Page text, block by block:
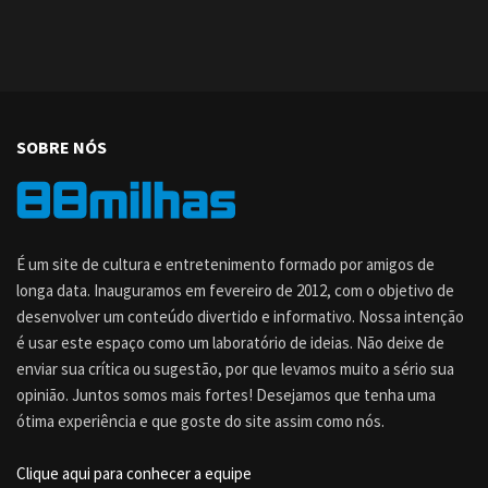
SOBRE NÓS
É um site de cultura e entretenimento formado por amigos de
longa data. Inauguramos em fevereiro de 2012, com o objetivo de
desenvolver um conteúdo divertido e informativo. Nossa intenção
é usar este espaço como um laboratório de ideias. Não deixe de
enviar sua crítica ou sugestão, por que levamos muito a sério sua
opinião. Juntos somos mais fortes! Desejamos que tenha uma
ótima experiência e que goste do site assim como nós.
Clique aqui para conhecer a equipe